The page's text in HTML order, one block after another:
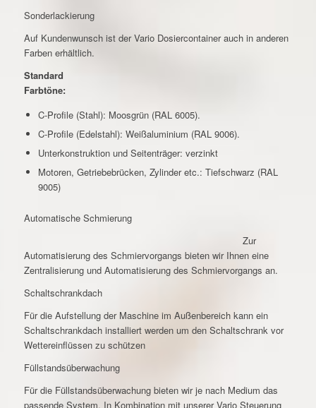
Sonderlackierung
Auf Kundenwunsch ist der Vario Dosiercontainer auch in anderen
Farben erhältlich.
Standard
Farbtöne:
C-Profile (Stahl): Moosgrün (RAL 6005).
C-Profile (Edelstahl): Weißaluminium (RAL 9006).
Unterkonstruktion und Seitenträger: verzinkt
Motoren, Getriebebrücken, Zylinder etc.: Tiefschwarz (RAL
9005)
Automatische Schmierung
Zur
Automatisierung des Schmiervorgangs bieten wir Ihnen eine
Zentralisierung und Automatisierung des Schmiervorgangs an.
Schaltschrankdach
Für die Aufstellung der Maschine im Außenbereich kann ein
Schaltschrankdach installiert werden um den Schaltschrank vor
Wettereinflüssen zu schützen
Füllstandsüberwachung
Für die Füllstandsüberwachung bieten wir je nach Medium das
passende System. In Kombination mit unserer Vario Steuerung